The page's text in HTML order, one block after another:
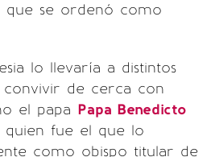
que se ordenó como
lo llevaría a distintos
convivir de cerca con
el papa Papa Benedicto
quien fue el que lo
como obispo titular de